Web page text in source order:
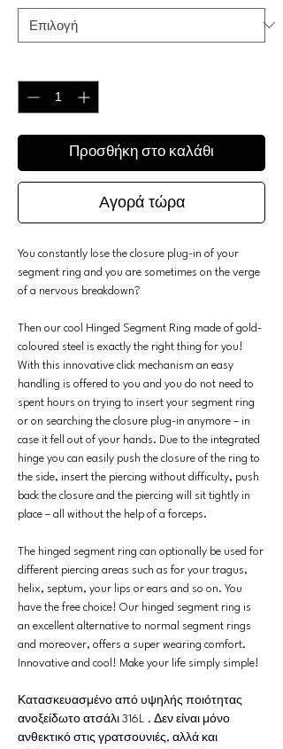
Προσθήκη στο καλάθι
Αγορά τώρα
You constantly lose the closure plug-in of your
segment ring and you are sometimes on the verge
of a nervous breakdown?
Then our cool Hinged Segment Ring made of gold-
coloured steel is exactly the right thing for you!
With this innovative click mechanism an easy
handling is offered to you and you do not need to
spent hours on trying to insert your segment ring
or on searching the closure plug-in anymore – in
case it fell out of your hands. Due to the integrated
hinge you can easily push the closure of the ring to
the side, insert the piercing without difficulty, push
back the closure and the piercing will sit tightly in
place – all without the help of a forceps.
The hinged segment ring can optionally be used for
different piercing areas such as for your tragus,
helix, septum, your lips or ears and so on. You
have the free choice! Our hinged segment ring is
an excellent alternative to normal segment rings
and moreover, offers a super wearing comfort.
Innovative and cool! Make your life simply simple!
Κατασκευασμένο από υψηλής ποιότητας
ανοξείδωτο ατσάλι 316L . Δεν είναι μόνο
ανθεκτικό στις γρατσουνιές, αλλά και